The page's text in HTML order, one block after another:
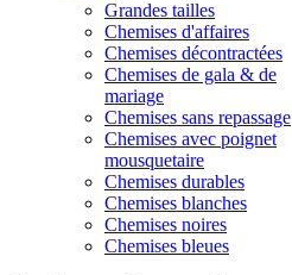
Grandes tailles
Chemises d'affaires
Chemises décontractées
Chemises de gala & de
mariage
Chemises sans repassage
Chemises avec poignet
mousquetaire
Chemises durables
Chemises blanches
Chemises noires
Chemises bleues